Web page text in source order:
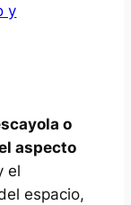
y
o
aspecto
el
espacio,